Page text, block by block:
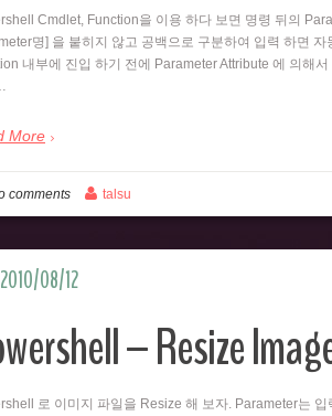
Cmdlet, Function을 이용 하다 보면 명령 뒤의
명] 을 붙히지 않고 공백으로 구분하여 입력 하면
내부에 진입 하기 전에 Parameter Attribute 에 의해
More
comments talsu
– Resize
로 이미지 파일을 Resize 해 보자. Parameter는
2010/08/12